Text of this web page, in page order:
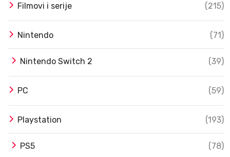
Filmovi i serije (215)
Nintendo (71)
Nintendo Switch 2 (39)
PC (59)
Playstation (193)
PS5 (78)